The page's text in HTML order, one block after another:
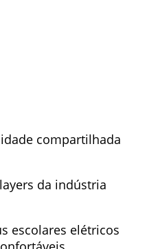
compartilhada
da indústria
escolares elétricos